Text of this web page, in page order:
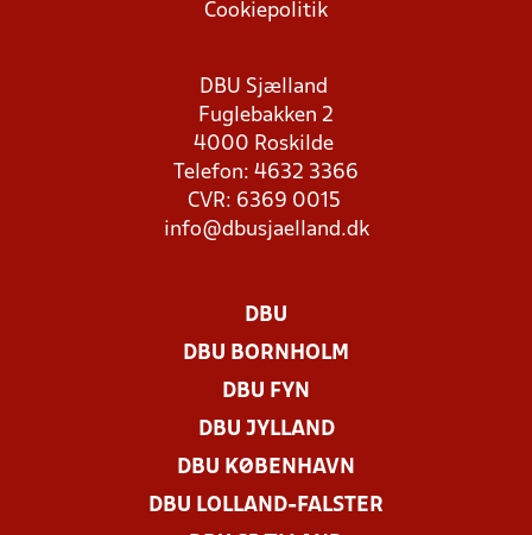
Cookiepolitik
DBU Sjælland
Fuglebakken 2
4000 Roskilde
Telefon: 4632 3366
CVR: 6369 0015
info@dbusjaelland.dk
DBU
DBU BORNHOLM
DBU FYN
DBU JYLLAND
DBU KØBENHAVN
DBU LOLLAND-FALSTER